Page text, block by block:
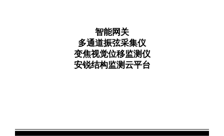
智能网关
多通道振弦采集仪
变焦视觉位移监测仪
安锐结构监测云平台